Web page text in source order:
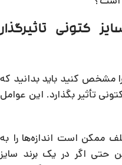
کتونی تاثیرگذار
را مشخص کنید باید بدانید که
تأثیر بگذارد. این عوامل
ممکن است اندازه‌ها را به
حتی اگر در یک برند سایز